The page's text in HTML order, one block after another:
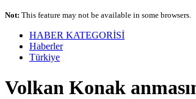
Not: This feature may not be available in some browsers.
HABER KATEGORİSİ
Haberler
Türkiye
Volkan Konak